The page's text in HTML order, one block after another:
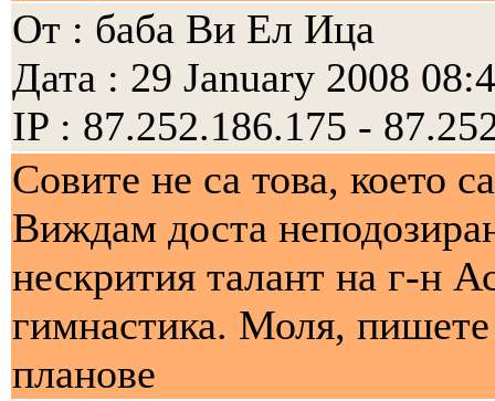
От : баба Ви Ел Ица
Дата : 29 January 2008
IP : 87.252.186.175 -
Совите не са това, което
Виждам доста
нескрития талант на г-н
гимнастика. Моля,
планове